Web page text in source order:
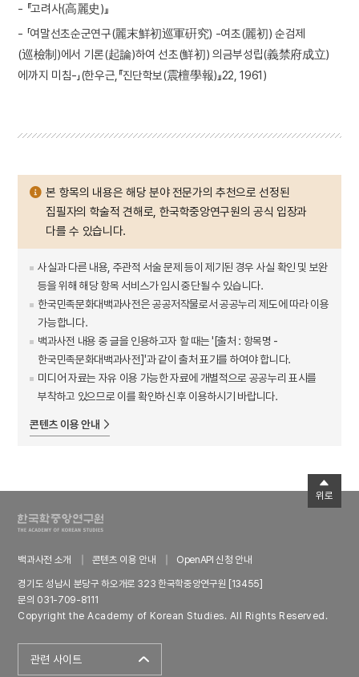
- 『고려사(高麗史)』
- 「여말선초순군연구(麗末鮮初巡軍硏究) -여초(麗初) 순검제
(巡檢制)에서 기론(起論)하여 선초(鮮初) 의금부성립(義禁府成立)
에까지 미침-」(한우근,『진단학보(震檀學報)』22, 1961)
본 항목의 내용은 해당 분야 전문가의 추천으로 선정된
집필자의 학술적 견해로, 한국학중앙연구원의 공식 입장과
다를 수 있습니다.
사실과 다른 내용, 주관적 서술 문제 등이 제기된 경우 사실 확인 및 보완
등을 위해 해당 항목 서비스가 임시 중단될 수 있습니다.
한국민족문화대백과사전은 공공저작물로서 공공누리 제도에 따라 이용
가능합니다.
백과사전 내용 중 글을 인용하고자 할 때는 '[출처 : 항목명 -
한국민족문화대백과사전]'과 같이 출처 표기를 하여야 합니다.
미디어 자료는 자유 이용 가능한 자료에 개별적으로 공공누리 표시를
부착하고 있으므로 이를 확인하신 후 이용하시기 바랍니다.
콘텐츠 이용 안내
백과사전 소개 콘텐츠 이용 안내
OpenAPI 신청 안내
경기도 성남시 분당구 하오개로 323 한국학중앙연구원 [13455]
문의 031-709-8111
Copyright the Academy of Korean Studies. All Rights Reserved.
관련 사이트
위로